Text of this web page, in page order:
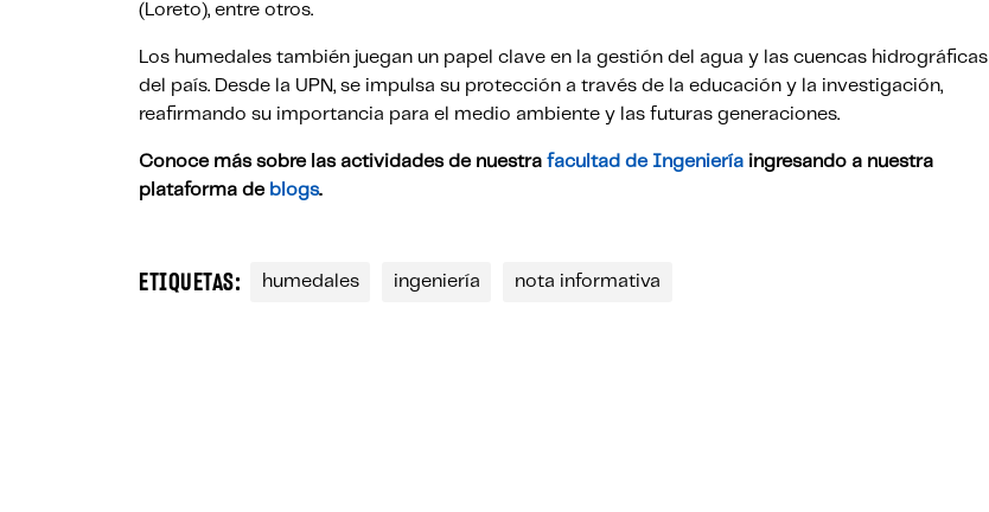
(Loreto), entre otros.
Los humedales también juegan un papel clave en la gestión del agua y las cuencas hidrográficas
del país. Desde la UPN, se impulsa su protección a través de la educación y la investigación,
reafirmando su importancia para el medio ambiente y las futuras generaciones.
Conoce más sobre las actividades de nuestra facultad de Ingeniería ingresando a nuestra
plataforma de blogs.
ETIQUETAS: humedales ingeniería nota informativa